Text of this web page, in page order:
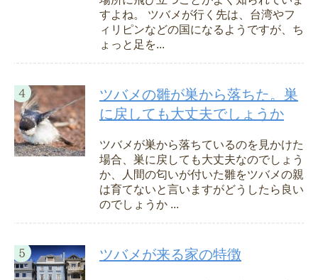
すよね。 ツバメが行く先は、台湾やフ
ィリピンなどの国になるようですが、ち
ょっと足を...
ツバメの雛が巣から落ちた。巣
に戻しても大丈夫でしょうか
ツバメが巣から落ちているのを見かけた
場合、巣に戻しても大丈夫なのでしょう
か、人間の匂いが付いた雛をツバメの親
は育てないと言いますがどうしたら良い
のでしょうか ...
ツバメが来る家の特徴